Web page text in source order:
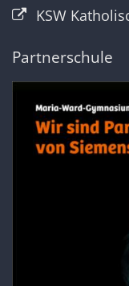
KSW
Partnerschule